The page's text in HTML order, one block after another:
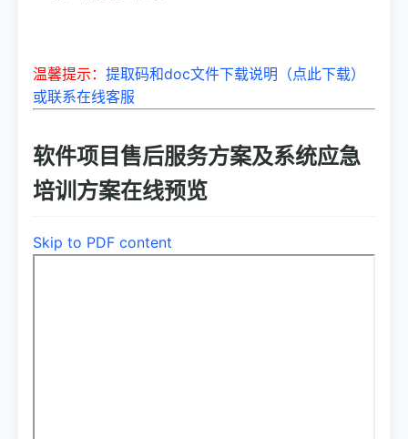
温馨提示： 提取码和doc文件下载说明（点此下载）
或联系在线客服
软件项目售后服务方案及系统应急
培训方案在线预览
Skip to PDF content